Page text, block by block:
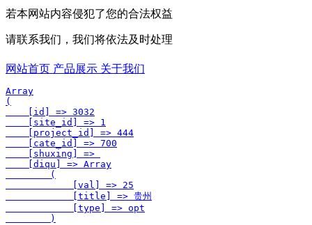
若本网站内容侵犯了您的合法权益
请联系我们，我们将依法及时处理
网站首页 产品展示 关于我们
Array
(
    [id] => 3032
    [site_id] => 1
    [project_id] => 444
    [cate_id] => 700
    [shuxing] =>
    [diqu] => Array
        (
            [val] => 25
            [title] => 贵州
            [type] => opt
        )